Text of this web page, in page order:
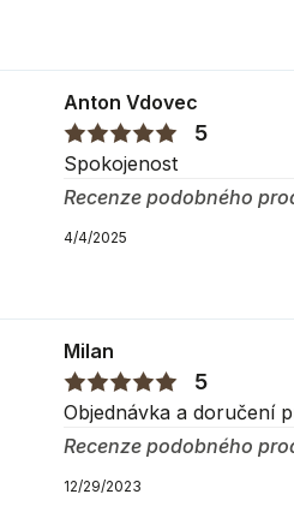
Výška
cm
Hloubka
5 cm
Informace o výrobci
Anton Vdovec
5
Spokojenost
Recenze podobného
4/4/2025
Milan
5
Objednávka a doručení
Recenze podobného
12/29/2023